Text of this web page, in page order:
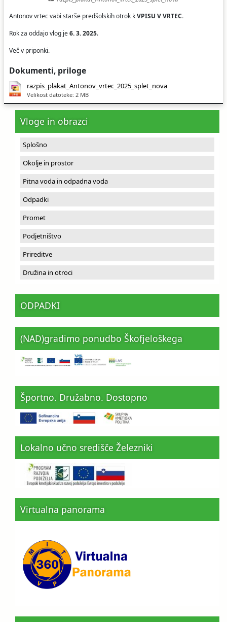
Antonov vrtec vabi starše predšolskih otrok kVPISU V VRTEC.
Rok za oddajo vlog je6. 3. 2025.
Več v priponki.
Dokumenti, priloge
razpis_plakat_Antonov_vrtec_2025_splet_nova
Velikost datoteke: 2 MB
Vloge in obrazci
Splošno
Okolje in prostor
Pitna voda in odpadna voda
Odpadki
Promet
Podjetništvo
Prireditve
Družina in otroci
ODPADKI
(NAD)gradimo ponudbo Škofjeloškega
Športno. Družabno. Dostopno
Lokalno učno središče Železniki
Virtualna panorama